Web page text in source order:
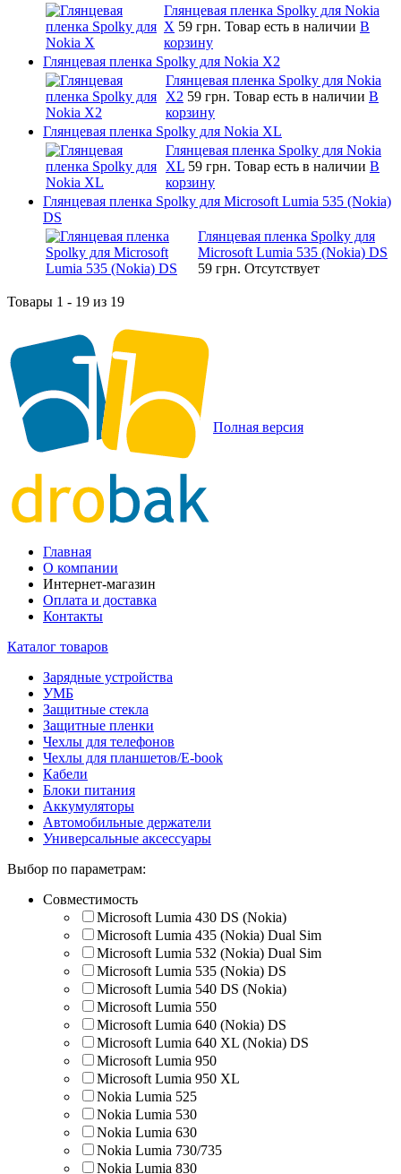
Глянцевая пленка Spolky для Nokia
X 59 грн. Товар есть в наличии В
корзину
Глянцевая пленка Spolky для Nokia X2
Глянцевая пленка Spolky для Nokia
X2 59 грн. Товар есть в наличии В
корзину
Глянцевая пленка Spolky для Nokia XL
Глянцевая пленка Spolky для Nokia
XL 59 грн. Товар есть в наличии В
корзину
Глянцевая пленка Spolky для Microsoft Lumia 535 (Nokia)
DS
Глянцевая пленка Spolky для
Microsoft Lumia 535 (Nokia) DS
59 грн. Отсутствует
Товары 1 - 19 из 19
Полная версия
Главная
О компании
Интернет-магазин
Оплата и доставка
Контакты
Каталог товаров
Зарядные устройства
УМБ
Защитные стекла
Защитные пленки
Чехлы для телефонов
Чехлы для планшетов/E-book
Кабели
Блоки питания
Аккумуляторы
Автомобильные держатели
Универсальные аксессуары
Выбор по параметрам:
Совместимость
Microsoft Lumia 430 DS (Nokia)
Microsoft Lumia 435 (Nokia) Dual Sim
Microsoft Lumia 532 (Nokia) Dual Sim
Microsoft Lumia 535 (Nokia) DS
Microsoft Lumia 540 DS (Nokia)
Microsoft Lumia 550
Microsoft Lumia 640 (Nokia) DS
Microsoft Lumia 640 XL (Nokia) DS
Microsoft Lumia 950
Microsoft Lumia 950 XL
Nokia Lumia 525
Nokia Lumia 530
Nokia Lumia 630
Nokia Lumia 730/735
Nokia Lumia 830